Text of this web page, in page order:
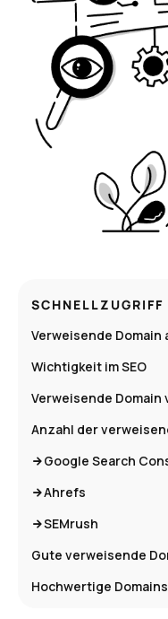
SCHNELLZUGRIFF
Verweisende Domain
Wichtigkeit im SEO
Verweisende Domain
Anzahl der
Google Search
Ahrefs
SEMrush
Gute verweisende
Hochwertige